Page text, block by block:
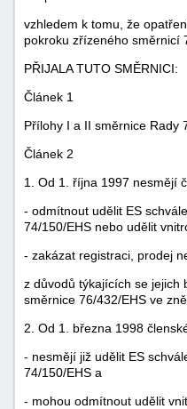
vzhledem k tomu, že
pokroku zřízeného směrnicí
PŘIJALA TUTO SMĚRNICI:
Článek 1
Přílohy I a II směrnice Rady
Článek 2
1. Od 1. října 1997 nesmějí
- odmítnout udělit ES
74/150/EHS nebo udělit
- zakázat registraci, prodej
z důvodů týkajících se jejich
směrnice 76/432/EHS ve
2. Od 1. března 1998
- nesmějí již udělit ES
74/150/EHS a
- mohou odmítnout udělit